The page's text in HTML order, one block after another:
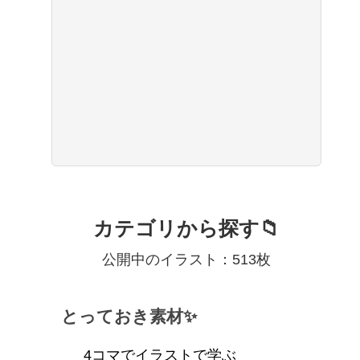
カテゴリから探す📁
公開中のイラスト：513枚
とっておき素材✨
4コマでイラストで学ぶ